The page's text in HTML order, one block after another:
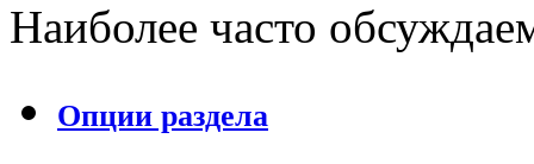
Наиболее часто
Опции раздела